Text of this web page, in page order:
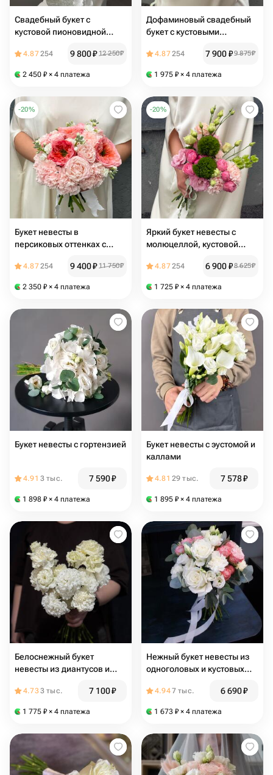
Свадебный букет с
кустовой пионовидной
диантусом для невесты
4.87254 9 800₽ 12 250₽
2 450 ₽ × 4 платежа
Дофаминовый свадебный
букет с кустовыми
диантусами, лизиантусом и
4.87254 7 900₽9 875₽
1 975 ₽ × 4 платежа
-20%
Букет невесты в
персиковых оттенках с
пионовидной розой и
4.87254 9 400₽ 11 750₽
2 350 ₽ × 4 платежа
-20%
Яркий букет невесты с
молюцеллой, кустовой
диантусами, лизиантусом
4.87254 6 900₽8 625₽
1 725 ₽ × 4 платежа
Букет невесты с гортензией
4.91 3 тыс. 7 590₽
1 898 ₽ × 4 платежа
Букет невесты с эустомой и
каллами
4.81 29 тыс. 7 578₽
1 895 ₽ × 4 платежа
Белоснежный букет
невесты из диантусов и
4.733 тыс. 7 100₽
1 775 ₽ × 4 платежа
Нежный букет невесты из
одноголовых и кустовых
эвкалипта
4.947 тыс. 6 690₽
1 673 ₽ × 4 платежа